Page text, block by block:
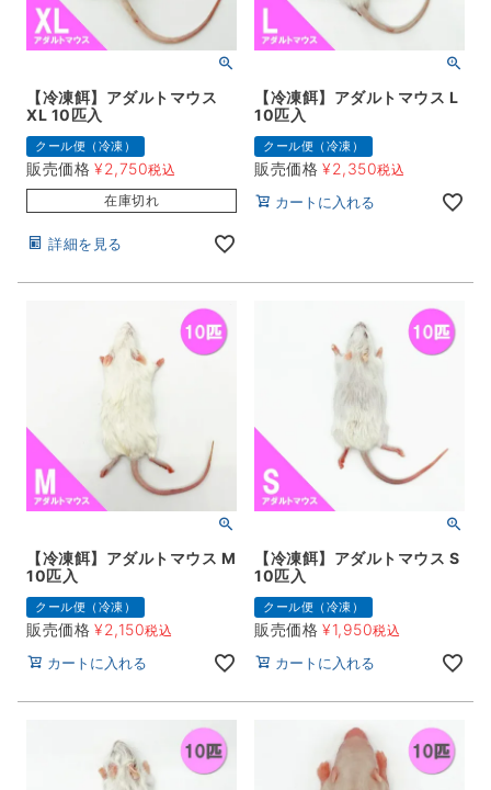
【冷凍餌】アダルトマウス
XL 10匹入
クール便（冷凍）
販売価格 ¥2,750税込
在庫切れ
詳細を見る
【冷凍餌】アダルトマウス L
10匹入
クール便（冷凍）
販売価格 ¥2,350税込
カートに入れる
【冷凍餌】アダルトマウス M
10匹入
クール便（冷凍）
販売価格 ¥2,150税込
カートに入れる
【冷凍餌】アダルトマウス S
10匹入
クール便（冷凍）
販売価格 ¥1,950税込
カートに入れる